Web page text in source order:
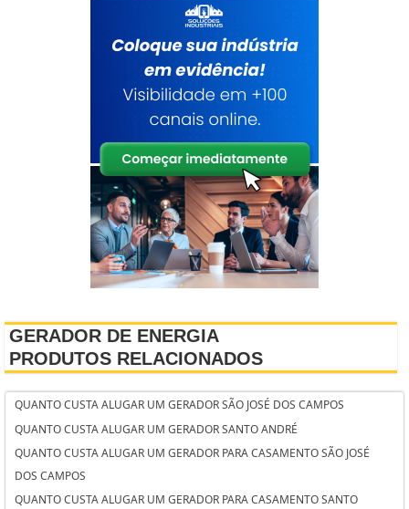
GERADOR DE ENERGIA
PRODUTOS RELACIONADOS
QUANTO CUSTA ALUGAR UM GERADOR SÃO JOSÉ DOS CAMPOS
QUANTO CUSTA ALUGAR UM GERADOR SANTO ANDRÉ
QUANTO CUSTA ALUGAR UM GERADOR PARA CASAMENTO SÃO JOSÉ
DOS CAMPOS
QUANTO CUSTA ALUGAR UM GERADOR PARA CASAMENTO SANTO